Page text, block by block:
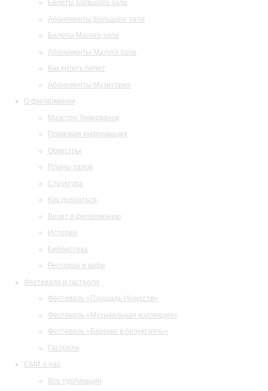
Билеты Большого зала
Абонементы Большого зала
Билеты Малого зала
Абонементы Малого зала
Как купить билет
Абонементы Музитория
О филармонии
Маэстро Темирканов
Правовая информация
Оркестры
Планы залов
Структура
Как добраться
Визит в филармонию
История
Библиотека
Ресторан и кафе
Фестивали и гастроли
Фестиваль «Площадь Искусств»
Фестиваль «Музыкальная коллекция»
Фестиваль «Барокко в белую ночь»
Гастроли
СМИ о нас
Все публикации